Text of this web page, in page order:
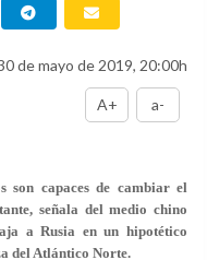
de mayo de 2019, 20:00h
A+ a-
son capaces de cambiar el
señala del medio chino
a Rusia en un hipotético
del Atlántico Norte.